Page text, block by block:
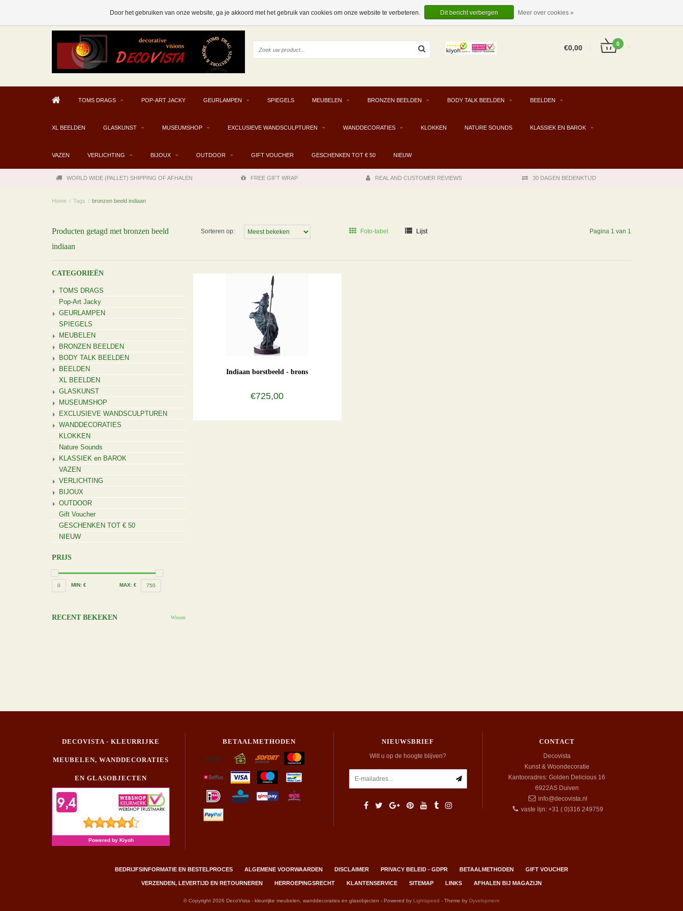
INLOGGEN
EUR
€0,00 0
TOMS DRAGS POP-ART JACKY GEURLAMPEN SPIEGELS MEUBELEN BRONZEN BEELDEN BODY TALK BEELDEN BEELDEN
XL BEELDEN GLASKUNST MUSEUMSHOP EXCLUSIEVE WANDSCULPTUREN WANDDECORATIES KLOKKEN NATURE SOUNDS KLASSIEK EN BAROK
VAZEN VERLICHTING BIJOUX OUTDOOR GIFT VOUCHER GESCHENKEN TOT € 50 NIEUW
WORLD WIDE (PALLET) SHIPPING OF AFHALEN FREE GIFT WRAP REAL AND CUSTOMER REVIEWS 30 DAGEN BEDENKTIJD
Home / Tags / bronzen beeld indiaan
Producten getagd met bronzen beeld
indiaan
Sorteren op: Foto-tabel Lijst Pagina 1 van 1
CATEGORIEËN
TOMS DRAGS
Pop-Art Jacky
GEURLAMPEN
SPIEGELS
MEUBELEN
BRONZEN BEELDEN
BODY TALK BEELDEN
BEELDEN
XL BEELDEN
GLASKUNST
MUSEUMSHOP
EXCLUSIEVE WANDSCULPTUREN
WANDDECORATIES
KLOKKEN
Nature Sounds
KLASSIEK en BAROK
VAZEN
VERLICHTING
BIJOUX
OUTDOOR
Gift Voucher
GESCHENKEN TOT € 50
NIEUW
PRIJS
0 MIN: € MAX: € 750
RECENT BEKEKEN Wissen
Indiaan borstbeeld - brons
€725,00
DECOVISTA - KLEURRIJKE
MEUBELEN, WANDDECORATIES
EN GLASOBJECTEN
BETAALMETHODEN NIEUWSBRIEF
Wilt u op de hoogte blijven?
CONTACT
Decovista
Kunst & Woondecoratie
Kantooradres: Golden Delicious 16
6922AS Duiven
info@decovista.nl
vaste lijn: +31 ( 0)316 249759
BEDRIJFSINFORMATIE EN BESTELPROCES ALGEMENE VOORWAARDEN DISCLAIMER PRIVACY BELEID - GDPR BETAALMETHODEN GIFT VOUCHER
VERZENDEN, LEVERTIJD EN RETOURNEREN HERROEPINGSRECHT KLANTENSERVICE SITEMAP LINKS AFHALEN BIJ MAGAZIJN
© Copyright 2026 DecoVista - kleurrijke meubelen, wanddecoraties en glasobjecten - Powered by Lightspeed - Theme by Dyvelopment
Door het gebruiken van onze website, ga je akkoord met het gebruik van cookies om onze website te verbeteren. Dit bericht verbergen Meer over cookies »